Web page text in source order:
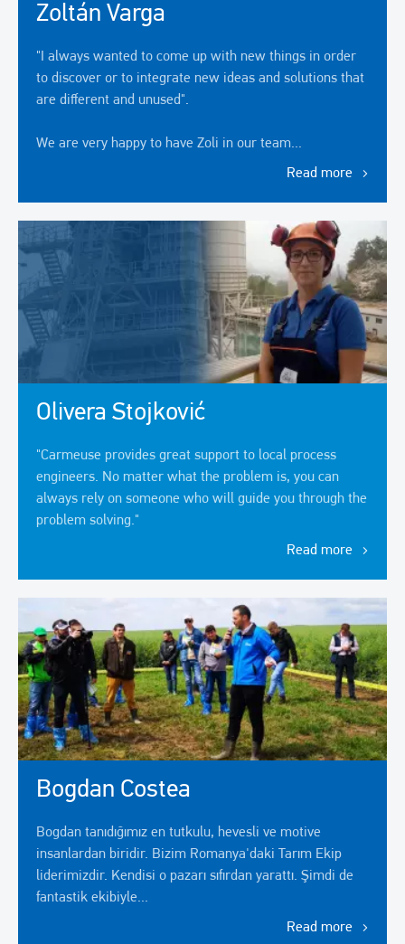
Zoltán Varga
"I always wanted to come up with new things in order
to discover or to integrate new ideas and solutions that
are different and unused".
We are very happy to have Zoli in our team...
Read more
Olivera Stojković
"Carmeuse provides great support to local process
engineers. No matter what the problem is, you can
always rely on someone who will guide you through the
problem solving."
Read more
Bogdan Costea
Bogdan tanıdığımız en tutkulu, hevesli ve motive
insanlardan biridir. Bizim Romanya'daki Tarım Ekip
liderimizdir. Kendisi o pazarı sıfırdan yarattı. Şimdi de
fantastik ekibiyle...
Read more